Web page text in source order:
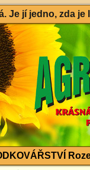
Je jí jedno, zda